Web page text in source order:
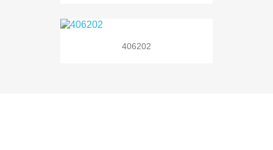
406202